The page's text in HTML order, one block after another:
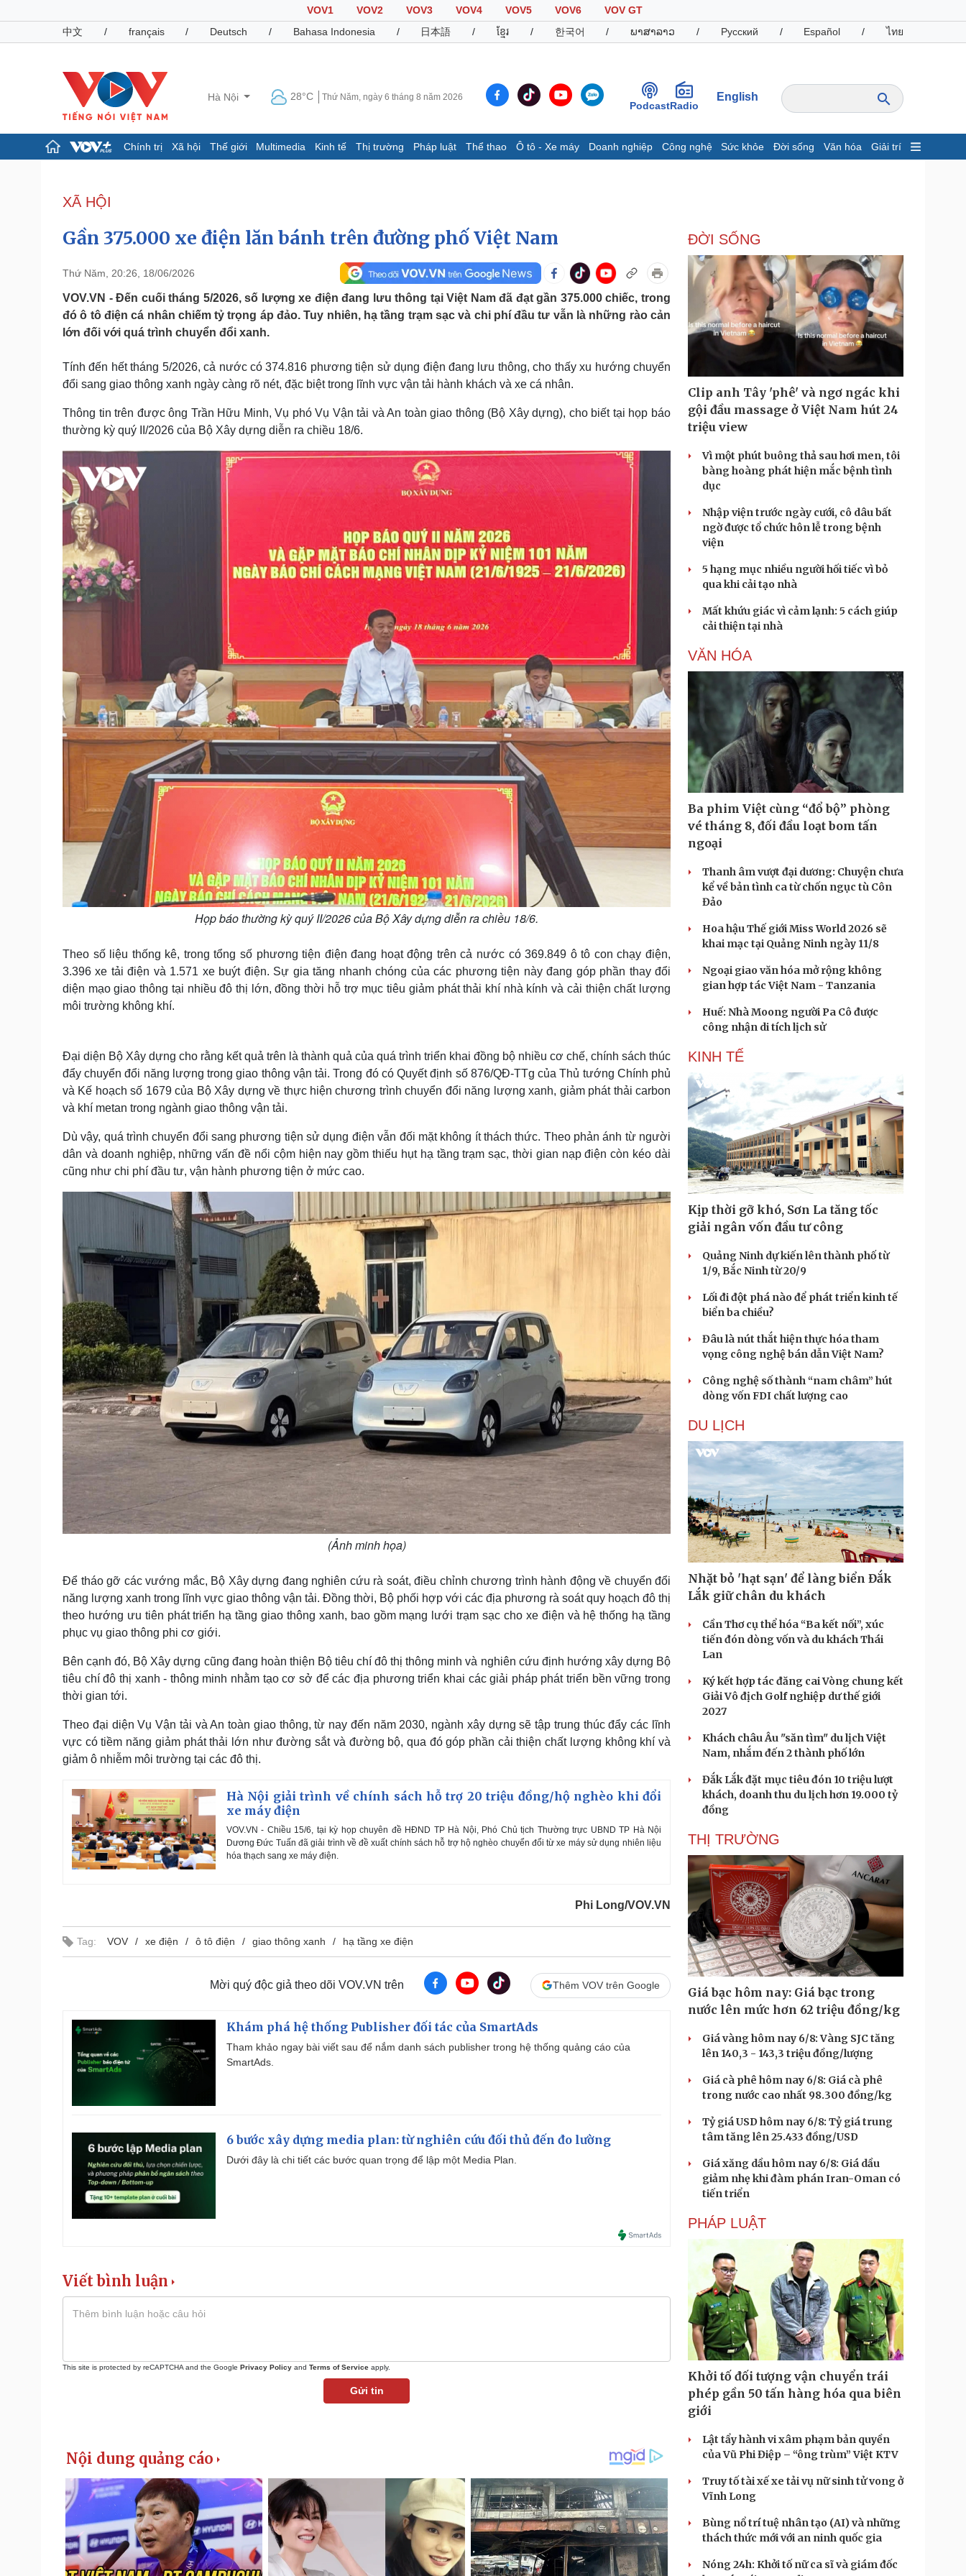
VOV1 VOV2 VOV3 VOV4 VOV5 VOV6
VOV GT
中文
/ français / Deutsch / Bahasa Indonesia / 日本語 / ខ្មែរ / 한국어 / ພາສາລາວ / Русский / Español / ไทย
Hà Nội 28°C Thứ Năm, ngày 6 tháng 8 năm 2026
PodcastRadio
English
Chính trị Xã hội Thế giới Multimedia Kinh tế Thị trường Pháp luật Thể thao Ô tô - Xe máy Doanh nghiệp Công nghệ Sức khỏe Đời sống Văn hóa Giải trí
Đảng
Tổ chức nhân sự
Quốc hội
Nhận diện sự thật
Dấu ấn VOV
Infographic
Giá cà phê
Pháp luật
Vụ án
Tin nóng
Quân sự - Quốc phòng
Vũ khí
Việt Nam
Thể thao
Bóng đá
eSports
Hậu trường
Ô tô - Xe máy
Ô tô
Doanh nghiệp
Thông tin doanh nghiệp
Doanh nghiệp 24h
Doanh nhân
Vì cộng đồng
Công nghệ
Sành điệu
Tin Công nghệ
Trải nghiệm
Chuyển đổi số
Dinh dưỡng - món ngon
Cây thuốc
Sản phụ khoa
Nhi khoa
Nam khoa
Làm đẹp - giảm cân
Phòng mạch online
Ăn sạch sống khỏe
Nhà đẹp
Blog
Tình yêu - Gia đình
Sân khấu - Điện ảnh
Văn học
Âm nhạc
Nghệ sĩ
Sao Việt
Tư vấn
check-in
Podcast
Câu chuyện thời sự
Cửa sổ tình yêu
Kể chuyện cho bé
Hạt giống tâm hồn
Cải chính
XÃ HỘI
Gần 375.000 xe điện lăn bánh trên đường phố Việt Nam
Thứ Năm, 20:26, 18/06/2026
VOV.VN - Đến cuối tháng 5/2026, số lượng xe điện đang lưu thông tại Việt Nam đã đạt gần 375.000 chiếc, trong
đó ô tô điện cá nhân chiếm tỷ trọng áp đảo. Tuy nhiên, hạ tầng trạm sạc và chi phí đầu tư vẫn là những rào cản
lớn đối với quá trình chuyển đổi xanh.
Tính đến hết tháng 5/2026, cả nước có 374.816 phương tiện sử dụng điện đang lưu thông, cho thấy xu hướng chuyển
đổi sang giao thông xanh ngày càng rõ nét, đặc biệt trong lĩnh vực vận tải hành khách và xe cá nhân.
Thông tin trên được ông Trần Hữu Minh, Vụ phó Vụ Vận tải và An toàn giao thông (Bộ Xây dựng), cho biết tại họp báo
thường kỳ quý II/2026 của Bộ Xây dựng diễn ra chiều 18/6.
Họp báo thường kỳ quý II/2026 của Bộ Xây dựng diễn ra chiều 18/6.
Theo số liệu thống kê, trong tổng số phương tiện điện đang hoạt động trên cả nước có 369.849 ô tô con chạy điện,
3.396 xe tải điện và 1.571 xe buýt điện. Sự gia tăng nhanh chóng của các phương tiện này đang góp phần thay đổi
diện mạo giao thông tại nhiều đô thị lớn, đồng thời hỗ trợ mục tiêu giảm phát thải khí nhà kính và cải thiện chất lượng
môi trường không khí.
Đại diện Bộ Xây dựng cho rằng kết quả trên là thành quả của quá trình triển khai đồng bộ nhiều cơ chế, chính sách thúc
đẩy chuyển đổi năng lượng trong giao thông vận tải. Trong đó có Quyết định số 876/QĐ-TTg của Thủ tướng Chính phủ
và Kế hoạch số 1679 của Bộ Xây dựng về thực hiện chương trình chuyển đổi năng lượng xanh, giảm phát thải carbon
và khí metan trong ngành giao thông vận tải.
Dù vậy, quá trình chuyển đổi sang phương tiện sử dụng điện vẫn đối mặt không ít thách thức. Theo phản ánh từ người
dân và doanh nghiệp, những vấn đề nổi cộm hiện nay gồm thiếu hụt hạ tầng trạm sạc, thời gian nạp điện còn kéo dài
cũng như chi phí đầu tư, vận hành phương tiện ở mức cao.
(Ảnh minh họa)
Để tháo gỡ các vướng mắc, Bộ Xây dựng đang nghiên cứu rà soát, điều chỉnh chương trình hành động về chuyển đổi
năng lượng xanh trong lĩnh vực giao thông vận tải. Đồng thời, Bộ phối hợp với các địa phương rà soát quy hoạch đô thị
theo hướng ưu tiên phát triển hạ tầng giao thông xanh, bao gồm mạng lưới trạm sạc cho xe điện và hệ thống hạ tầng
phục vụ giao thông phi cơ giới.
Bên cạnh đó, Bộ Xây dựng cũng đang hoàn thiện Bộ tiêu chí đô thị thông minh và nghiên cứu định hướng xây dựng Bộ
tiêu chí đô thị xanh - thông minh nhằm tạo cơ sở để các địa phương triển khai các giải pháp phát triển bền vững trong
thời gian tới.
Theo đại diện Vụ Vận tải và An toàn giao thông, từ nay đến năm 2030, ngành xây dựng sẽ tập trung thúc đẩy các lĩnh
vực có tiềm năng giảm phát thải lớn như đường sắt và đường bộ, qua đó góp phần cải thiện chất lượng không khí và
giảm ô nhiễm môi trường tại các đô thị.
Hà Nội giải trình về chính sách hỗ trợ 20 triệu đồng/hộ nghèo khi đổi
xe máy điện
VOV.VN - Chiều 15/6, tại kỳ họp chuyên đề HĐND TP Hà Nội, Phó Chủ tịch Thường trực UBND TP Hà Nội
Dương Đức Tuấn đã giải trình về đề xuất chính sách hỗ trợ hộ nghèo chuyển đổi từ xe máy sử dụng nhiên liệu
hóa thạch sang xe máy điện.
Phi Long/VOV.VN
Tag: VOV xe điện ô tô điện giao thông xanh hạ tầng xe điện
Mời quý độc giả theo dõi VOV.VN trên Thêm VOV trên Google
Khám phá hệ thống Publisher đối tác của SmartAds
Tham khảo ngay bài viết sau để nắm danh sách publisher trong hệ thống quảng cáo của
SmartAds.
6 bước xây dựng media plan: từ nghiên cứu đối thủ đến đo lường
Dưới đây là chi tiết các bước quan trọng để lập một Media Plan.
Viết bình luận
This site is protected by reCAPTCHA and the Google Privacy Policy and Terms of Service apply.
Gửi tin
ĐỜI SỐNG
Clip anh Tây 'phê' và ngơ ngác khi
gội đầu massage ở Việt Nam hút 24
triệu view
Vì một phút buông thả sau hơi men, tôi
bàng hoàng phát hiện mắc bệnh tình
dục
Nhập viện trước ngày cưới, cô dâu bất
ngờ được tổ chức hôn lễ trong bệnh
viện
5 hạng mục nhiều người hối tiếc vì bỏ
qua khi cải tạo nhà
Mất khứu giác vì cảm lạnh: 5 cách giúp
cải thiện tại nhà
VĂN HÓA
Ba phim Việt cùng “đổ bộ” phòng
vé tháng 8, đối đầu loạt bom tấn
ngoại
Thanh âm vượt đại dương: Chuyện chưa
kể về bản tình ca từ chốn ngục tù Côn
Đảo
Hoa hậu Thế giới Miss World 2026 sẽ
khai mạc tại Quảng Ninh ngày 11/8
Ngoại giao văn hóa mở rộng không
gian hợp tác Việt Nam - Tanzania
Huế: Nhà Moong người Pa Cô được
công nhận di tích lịch sử
KINH TẾ
Kịp thời gỡ khó, Sơn La tăng tốc
giải ngân vốn đầu tư công
Quảng Ninh dự kiến lên thành phố từ
1/9, Bắc Ninh từ 20/9
Lối đi đột phá nào để phát triển kinh tế
biển ba chiều?
Đâu là nút thắt hiện thực hóa tham
vọng công nghệ bán dẫn Việt Nam?
Công nghệ số thành “nam châm” hút
dòng vốn FDI chất lượng cao
DU LỊCH
Nhặt bỏ 'hạt sạn' để làng biển Đắk
Lắk giữ chân du khách
Cần Thơ cụ thể hóa “Ba kết nối”, xúc
tiến đón dòng vốn và du khách Thái
Lan
Ký kết hợp tác đăng cai Vòng chung kết
Giải Vô địch Golf nghiệp dư thế giới
2027
Khách châu Âu "săn tìm" du lịch Việt
Nam, nhắm đến 2 thành phố lớn
Đắk Lắk đặt mục tiêu đón 10 triệu lượt
khách, doanh thu du lịch hơn 19.000 tỷ
đồng
THỊ TRƯỜNG
Giá bạc hôm nay: Giá bạc trong
nước lên mức hơn 62 triệu đồng/kg
Giá vàng hôm nay 6/8: Vàng SJC tăng
lên 140,3 - 143,3 triệu đồng/lượng
Giá cà phê hôm nay 6/8: Giá cà phê
trong nước cao nhất 98.300 đồng/kg
Tỷ giá USD hôm nay 6/8: Tỷ giá trung
tâm tăng lên 25.433 đồng/USD
Giá xăng dầu hôm nay 6/8: Giá dầu
giảm nhẹ khi đàm phán Iran-Oman có
tiến triển
PHÁP LUẬT
Khởi tố đối tượng vận chuyển trái
phép gần 50 tấn hàng hóa qua biên
giới
Lật tẩy hành vi xâm phạm bản quyền
của Vũ Phi Điệp – “ông trùm” Việt KTV
Truy tố tài xế xe tải vụ nữ sinh tử vong ở
Vĩnh Long
Bùng nổ trí tuệ nhân tạo (AI) và những
thách thức mới với an ninh quốc gia
Nóng 24h: Khởi tố nữ ca sĩ và giám đốc